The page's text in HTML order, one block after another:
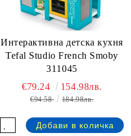
Интерактивна детска кухня
Tefal Studio French Smoby
311045
€79.24 154.98лв.
€94.58 184.98лв.